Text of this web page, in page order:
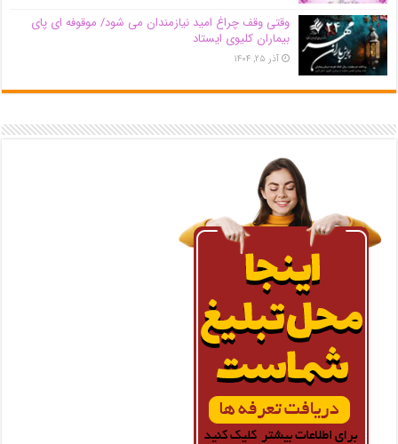
وقتی وقف چراغ امید نیازمندان می شود/ موقوفه ای پای
بیماران کلیوی ایستاد
آذر ۲۵, ۱۴۰۴